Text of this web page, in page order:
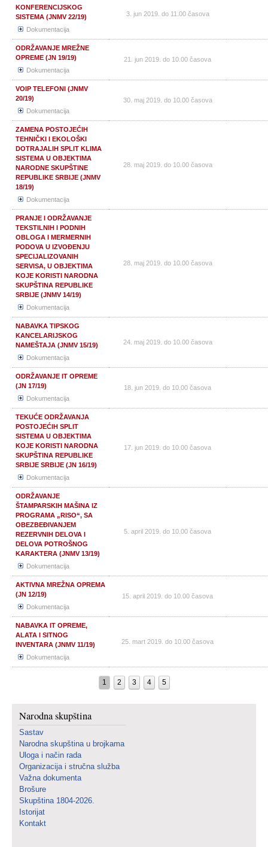
KONFERENCIJSKOG
SISTEMA (JNMV 22/19)
Dokumentacija
3. jun 2019. do 11.00 časova
ODRŽAVANJE MREŽNE
OPREME (JN 19/19)
Dokumentacija
21. jun 2019. do 10.00 časova
VOIP TELEFONI (JNMV
20/19)
Dokumentacija
30. maj 2019. do 10.00 časova
ZAMENA POSTOJEĆIH
TEHNIČKI I EKOLOŠKI
DOTRAJALIH SPLIT KLIMA
SISTEMA U OBJEKTIMA
NARODNE SKUPŠTINE
REPUBLIKE SRBIJE (JNMV
18/19)
Dokumentacija
28. maj 2019. do 10.00 časova
PRANJE I ODRŽAVANJE
TEKSTILNIH I PODNIH
OBLOGA I MERMERNIH
PODOVA U IZVOĐENJU
SPECIJALIZOVANIH
SERVISA, U OBJEKTIMA
KOJE KORISTI NARODNA
SKUPŠTINA REPUBLIKE
SRBIJE (JNMV 14/19)
Dokumentacija
28. maj 2019. do 10.00 časova
NABAVKA TIPSKOG
KANCELARIJSKOG
NAMEŠTAJA (JNMV 15/19)
Dokumentacija
24. maj 2019. do 10.00 časova
ОDRŽAVANJE IT OPREME
(JN 17/19)
Dokumentacija
18. jun 2019. do 10.00 časova
ТEKUĆE ODRŽAVANJA
POSTOJEĆIH SPLIT
SISTEMA U OBJEKTIMA
KOJE KORISTI NARODNA
SKUPŠTINA REPUBLIKE
SRBIJE SRBIJE (JN 16/19)
Dokumentacija
17. jun 2019. do 10.00 časova
ODRŽAVANJE
ŠTAMPARSKIH MAŠINA IZ
PROGRAMA „RISO“, SA
OBEZBEĐIVANJEM
REZERVNIH DELOVA I
DELOVA POTROŠNOG
KARAKTERA (JNMV 13/19)
Dokumentacija
5. april 2019. do 10.00 časova
AKTIVNA MREŽNA OPREMA
(JN 12/19)
Dokumentacija
15. april 2019. do 10.00 časova
NABAVKA IT OPREME,
ALATA I SITNOG
INVENTARA (JNMV 11/19)
Dokumentacija
25. mart 2019. do 10.00 časova
1 2 3 4 5
Narodna skupština
Sastav
Narodna skupština u brojkama
Uloga i način rada
Organizacija i stručna služba
Važna dokumenta
Brošure
Skupština 1804-2026.
Istorijat
Kontakt